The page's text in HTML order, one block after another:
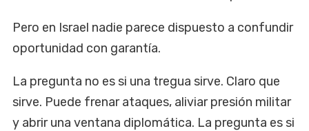
Pero en Israel nadie parece dispuesto a confundir
oportunidad con garantía.
La pregunta no es si una tregua sirve. Claro que
sirve. Puede frenar ataques, aliviar presión militar
y abrir una ventana diplomática. La pregunta es si